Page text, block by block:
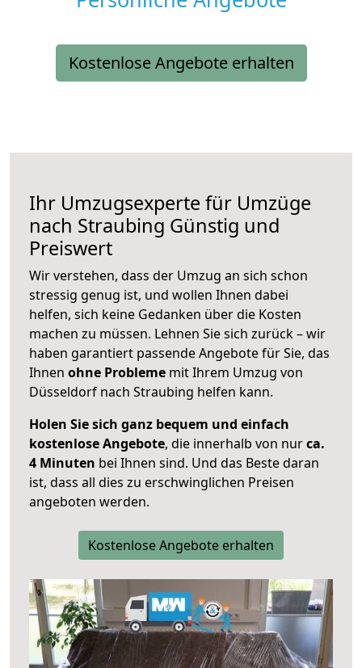
Kostenlose Angebote erhalten
Ihr Umzugsexperte für Umzüge
nach Straubing Günstig und
Preiswert
Wir verstehen, dass der Umzug an sich schon
stressig genug ist, und wollen Ihnen dabei
helfen, sich keine Gedanken über die Kosten
machen zu müssen. Lehnen Sie sich zurück – wir
haben garantiert passende Angebote für Sie, das
Ihnen ohne Probleme mit Ihrem Umzug von
Düsseldorf nach Straubing helfen kann.
Holen Sie sich ganz bequem und einfach
kostenlose Angebote, die innerhalb von nurca.
4 Minuten bei Ihnen sind. Und das Beste daran
ist, dass all dies zu erschwinglichen Preisen
angeboten werden.
Kostenlose Angebote erhalten